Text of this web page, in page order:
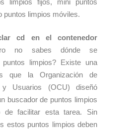
limpios fijos, mini puntos
puntos limpios móviles.
cd en el contenedor
no sabes dónde se
puntos limpios? Existe una
que la Organización de
y Usuarios (OCU) diseñó
buscador de puntos limpios
de facilitar esta tarea. Sin
estos puntos limpios deben